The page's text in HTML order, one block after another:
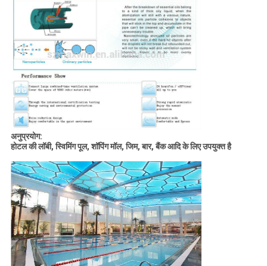
अनुप्रयोग:
होटल की लॉबी, स्विमिंग पूल, शॉपिंग मॉल, जिम, बार, बैंक आदि के लिए उपयुक्त है